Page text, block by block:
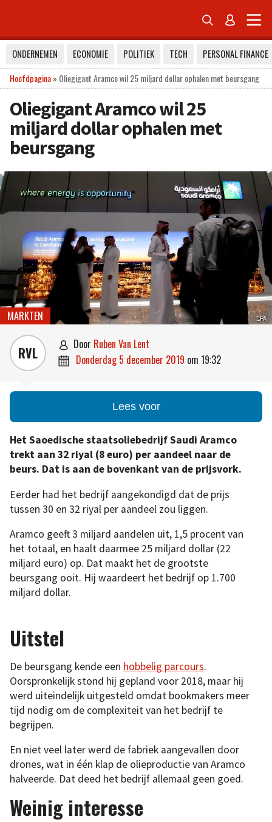
 
ONDERNEMEN ECONOMIE POLITIEK TECH
PERSONAL FINANCE
Hoofdpagina» Oliegigant Aramco wil 25 miljard dollar ophalen met beursgang
Oliegigant Aramco wil 25
miljard dollar ophalen met
beursgang
EPA
MARKTEN
RVL  door Ruben Van Lent
 donderdag 5 december 2019 om 19:32
Lees voor
Het Saoedische staatsoliebedrijf Saudi Aramco
trekt aan 32 riyal (8 euro) per aandeel naar de
beurs. Dat is aan de bovenkant van de prijsvork.
Eerder had het bedrijf aangekondigd dat de prijs
tussen 30 en 32 riyal per aandeel zou liggen.
Aramco geeft 3 miljard aandelen uit, 1,5 procent van
het totaal, en haalt daarmee 25 miljard dollar (22
miljard euro) op. Dat maakt het de grootste
beursgang ooit. Hij waardeert het bedrijf op 1.700
miljard dollar.
Uitstel
De beursgang kende een hobbelig parcours.
Oorspronkelijk stond hij gepland voor 2018, maar hij
werd uiteindelijk uitgesteld omdat bookmakers meer
tijd nodig om de complexiteit van het bedrijf te
begrijpen.
En niet veel later werd de fabriek aangevallen door
drones, wat in één klap de olieproductie van Aramco
halveerde. Dat deed het bedrijf allemaal geen goed.
Weinig interesse